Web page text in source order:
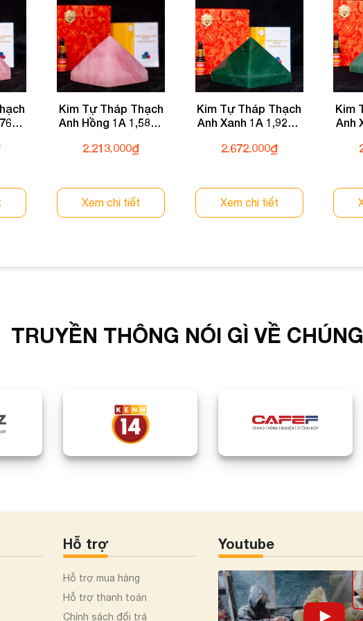
Kim Tự Tháp Thạch
Anh Hồng 1A 1,58kg
2.213.000₫
Xem chi tiết
Kim Tự Tháp Thạch
Anh Xanh 1A 1,92kg
2.672.000₫
Xem chi tiết
Kim
Anh
TRUYỀN THÔNG NÓI GÌ VỀ
Hỗ trợ
Hỗ trợ mua hàng
Hỗ trợ thanh toán
Chính sách đổi trả
Youtube